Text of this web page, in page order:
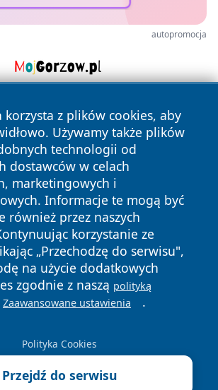
autopromocja
korzysta z plików cookies, aby
Używamy także plików
technologii od
dostawców w celach
marketingowych i
Informacje te mogą być
również przez naszych
korzystanie ze
„Przechodzę do serwisu",
na użycie dodatkowych
zgodnie z naszą polityką
Zaawansowane ustawienia .
Polityka Cookies
Przejdź do serwisu
Wszystkie prawa
Polityka
Prywatności
Polityka
Cookies